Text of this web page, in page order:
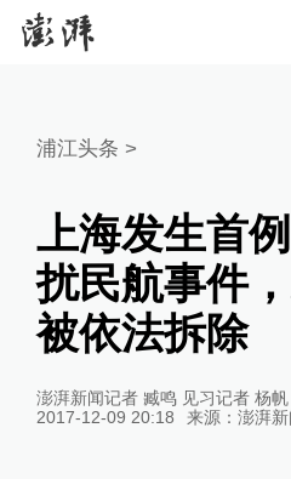
浦江头条 >
上海发生首
扰民航事件
被依法拆除
澎湃新闻记者 臧鸣 见习记者 杨帆
2017-12-09 20:18
来源： 澎湃新